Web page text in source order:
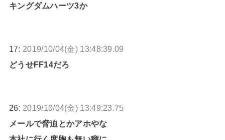
キングダムハーツ3か
17: 2019/10/04(金) 13:48:39.09
どうせFF14だろ
26: 2019/10/04(金) 13:49:23.75
メールで脅迫とかアホやな